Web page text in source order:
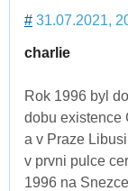
# 31.07.2021,
charlie
Rok 1996 byl
dobu existence
a v Praze
v prvni pulce
1996 na